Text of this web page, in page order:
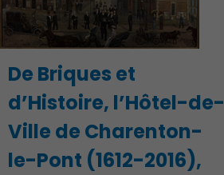
De Briques et
d’Histoire, l’Hôtel-de-
Ville de Charenton-
le-Pont (1612-2016),